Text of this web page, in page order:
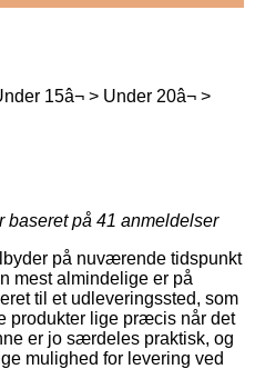
15â¬ > Under 20â¬ >
baseret på 41 anmeldelser
på nuværende tidspunkt
mest almindelige er på
til et udleveringssted, som
produkter lige præcis når det
er jo særdeles praktisk, og
mulighed for levering ved